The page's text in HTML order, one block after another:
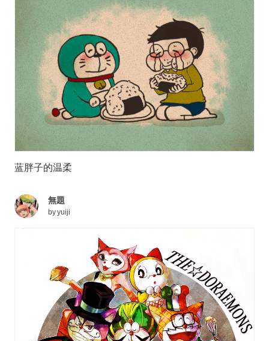
蓝胖子的温柔
無題
byyuiji